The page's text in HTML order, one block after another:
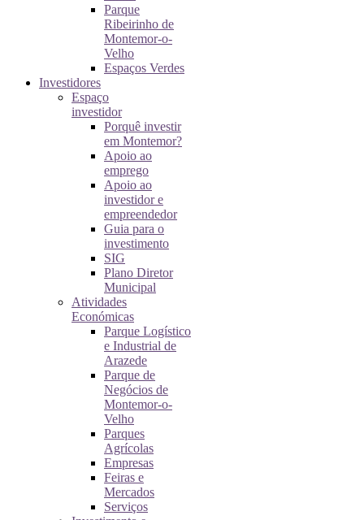
Parque
Ribeirinho de
Montemor-o-
Velho
Espaços Verdes
Investidores
Espaço
investidor
Porquê investir
em Montemor?
Apoio ao
emprego
Apoio ao
investidor e
empreendedor
Guia para o
investimento
SIG
Plano Diretor
Municipal
Atividades
Económicas
Parque Logístico
e Industrial de
Arazede
Parque de
Negócios de
Montemor-o-
Velho
Parques
Agrícolas
Empresas
Feiras e
Mercados
Serviços